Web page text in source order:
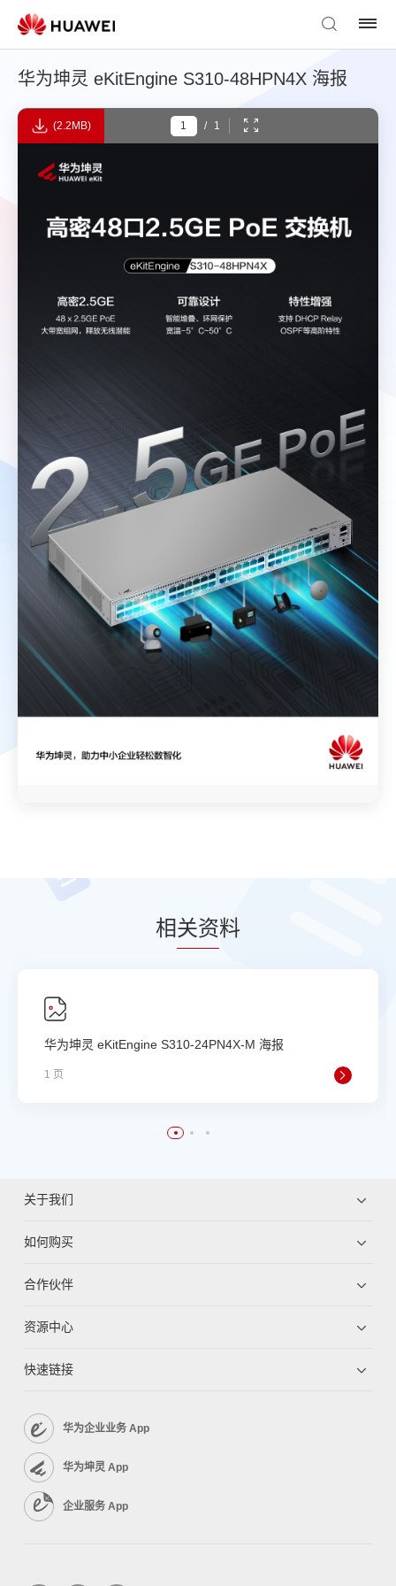
华为坤灵 eKitEngine S310-48HPN4X 海报
(2.2MB) / 1
相关资料
华为坤灵 eKitEngine S310-24PN4X-M 海报
1 页
关于我们
如何购买
合作伙伴
资源中心
快速链接
华为企业业务 App
华为坤灵 App
企业服务 App